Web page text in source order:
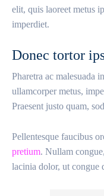
elit, quis laoreet metus
imperdiet.
Donec tortor
Pharetra ac malesuada
ullamcorper metus,
Praesent justo quam,
Pellentesque faucibus
pretium. Nullam
lacinia dolor, ut congue